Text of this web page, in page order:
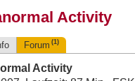
Activity
Forum (1)
Activity